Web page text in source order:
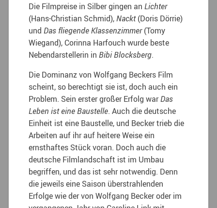
Die Filmpreise in Silber gingen anLichter
(Hans-Christian Schmid),Nackt(Doris Dörrie)
undDas fliegende Klassenzimmer(Tomy
Wiegand), Corinna Harfouch wurde beste
Nebendarstellerin inBibi Blocksberg.
Die Dominanz von Wolfgang Beckers Film
scheint, so berechtigt sie ist, doch auch ein
Problem. Sein erster großer Erfolg warDas
Leben ist eine Baustelle. Auch die deutsche
Einheit ist eine Baustelle, und Becker trieb die
Arbeiten auf ihr auf heitere Weise ein
ernsthaftes Stück voran. Doch auch die
deutsche Filmlandschaft ist im Umbau
begriffen, und das ist sehr notwendig. Denn
die jeweils eine Saison überstrahlenden
Erfolge wie der von Wolfgang Becker oder im